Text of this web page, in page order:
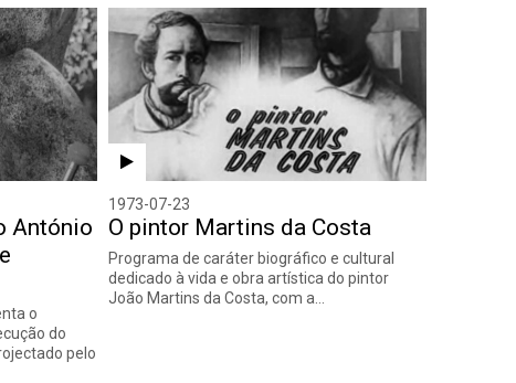
António
o
do
pelo
1973-07-23
O pintor Martins da Costa
Programa de caráter biográfico e cultural
dedicado à vida e obra artística do pintor
João Martins da Costa, com a…